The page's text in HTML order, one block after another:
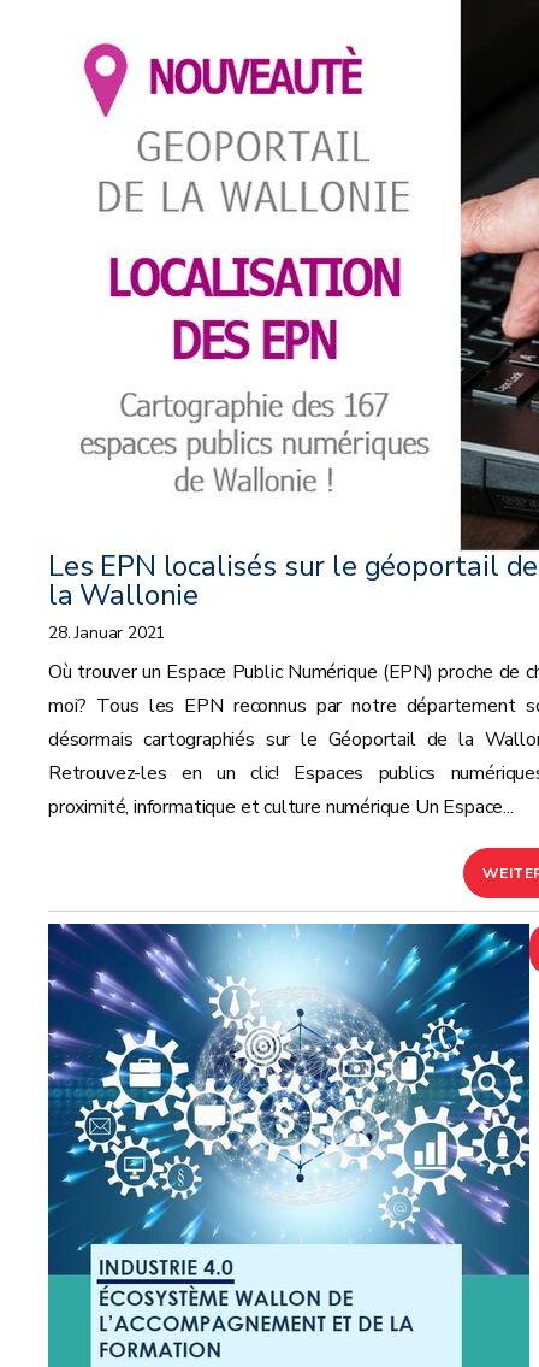
Les EPN localisés sur le géoportail de
la Wallonie
28. Januar 2021
Où trouver un Espace Public Numérique (EPN) proche de
moi? Tous les EPN reconnus par notre département
désormais cartographiés sur le Géoportail de la
Retrouvez-les en un clic! Espaces publics
proximité, informatique et culture numérique Un Espace...